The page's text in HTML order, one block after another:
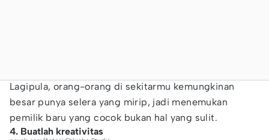
Lagipula, orang-orang di sekitarmu kemungkinan
besar punya selera yang mirip, jadi menemukan
pemilik baru yang cocok bukan hal yang sulit.
4. Buatlah kreativitas